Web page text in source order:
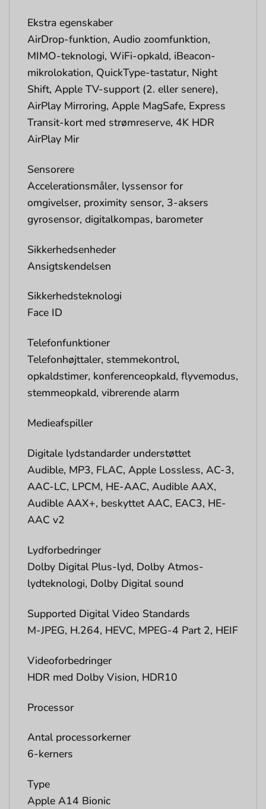
Ekstra egenskaber
AirDrop-funktion, Audio zoomfunktion,
MIMO-teknologi, WiFi-opkald, iBeacon-
mikrolokation, QuickType-tastatur, Night
Shift, Apple TV-support (2. eller senere),
AirPlay Mirroring, Apple MagSafe, Express
Transit-kort med strømreserve, 4K HDR
AirPlay Mir
Sensorere
Accelerationsmåler, lyssensor for
omgivelser, proximity sensor, 3-aksers
gyrosensor, digitalkompas, barometer
Sikkerhedsenheder
Ansigtskendelsen
Sikkerhedsteknologi
Face ID
Telefonfunktioner
Telefonhøjttaler, stemmekontrol,
opkaldstimer, konferenceopkald, flyvemodus,
stemmeopkald, vibrerende alarm
Medieafspiller
Digitale lydstandarder understøttet
Audible, MP3, FLAC, Apple Lossless, AC-3,
AAC-LC, LPCM, HE-AAC, Audible AAX,
Audible AAX+, beskyttet AAC, EAC3, HE-
AAC v2
Lydforbedringer
Dolby Digital Plus-lyd, Dolby Atmos-
lydteknologi, Dolby Digital sound
Supported Digital Video Standards
M-JPEG, H.264, HEVC, MPEG-4 Part 2, HEIF
Videoforbedringer
HDR med Dolby Vision, HDR10
Processor
Antal processorkerner
6-kerners
Type
Apple A14 Bionic